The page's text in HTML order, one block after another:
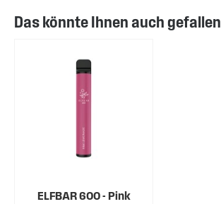
Das könnte Ihnen auch gefallen
ELFBAR 600 - Pink